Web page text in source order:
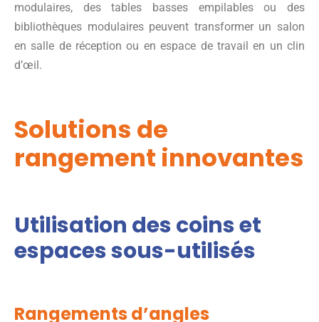
modulaires, des tables basses empilables ou des
bibliothèques modulaires peuvent transformer un salon
en salle de réception ou en espace de travail en un clin
d’œil.
Solutions de
rangement innovantes
Utilisation des coins et
espaces sous-utilisés
Rangements d’angles